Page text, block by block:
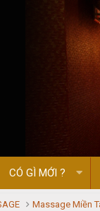
CÓ GÌ MỚI ?
Massage Miền